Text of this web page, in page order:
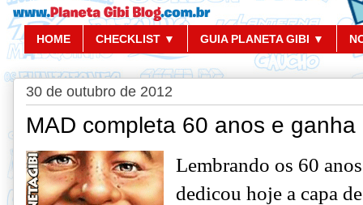
HOME CHECKLIST ▼ GUIA PLANETA GIBI ▼
30 de outubro de 2012
MAD completa 60 anos e
Lembrando os 60
dedicou hoje a capa